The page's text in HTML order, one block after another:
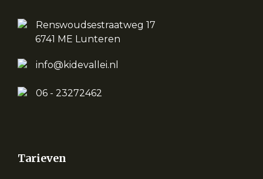
Renswoudsestraatweg 17
6741 ME Lunteren
info@kidevallei.nl
06 - 23272462
Tarieven